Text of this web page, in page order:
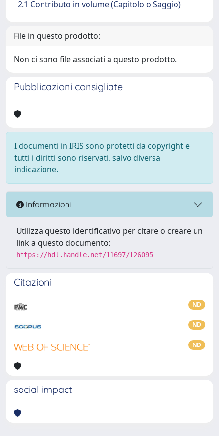
2.1 Contributo in volume (Capitolo o Saggio)
File in questo prodotto:
Non ci sono file associati a questo prodotto.
Pubblicazioni consigliate
I documenti in IRIS sono protetti da copyright e
tutti i diritti sono riservati, salvo diversa
indicazione.
Informazioni
Utilizza questo identificativo per citare o creare un
link a questo documento:
https://hdl.handle.net/11697/126095
Citazioni
ND
ND
ND
social impact